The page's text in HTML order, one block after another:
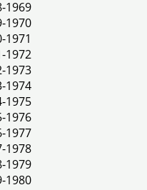
1969
1970
1971
1972
1973
1974
1975
1976
1977
1978
1979
1980